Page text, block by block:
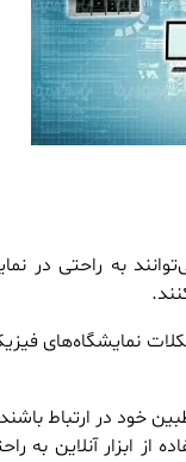
به راحتی در
نمایشگاه‌های
خود در ارتباط
ابزار آنلاین به